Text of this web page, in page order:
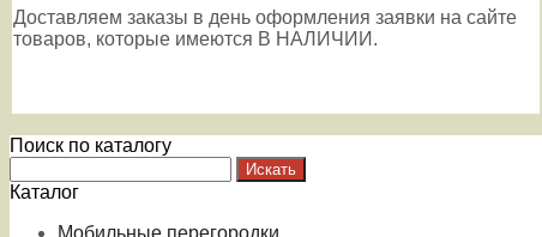
Доставляем заказы в день оформления заявки на сайте
товаров, которые имеются В НАЛИЧИИ.
Поиск по каталогу
Каталог
Мобильные перегородки